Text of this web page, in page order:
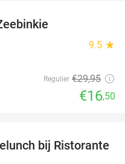
9.5 star
Regulier €29,95
€16,50
41%
bij Ristorante